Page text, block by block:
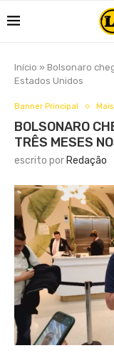
Início » Bolsonaro
Estados Unidos
Banner Principal
BOLSONARO
TRÊS MESES
escrito por Redação